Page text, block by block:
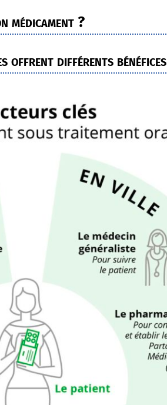
médicament ?
offrent différents bénéfices